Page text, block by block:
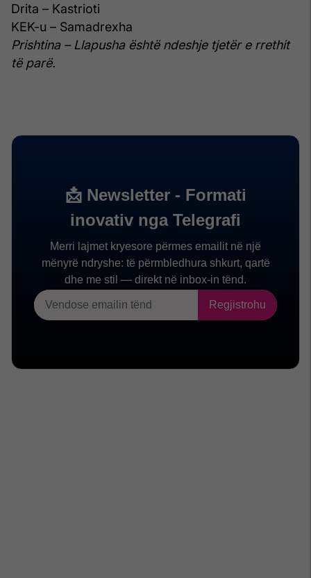
Drita – Kastrioti
KEK-u – Samadrexha
Prishtina – Llapusha është ndeshje tjetër e rrethit
të parë.